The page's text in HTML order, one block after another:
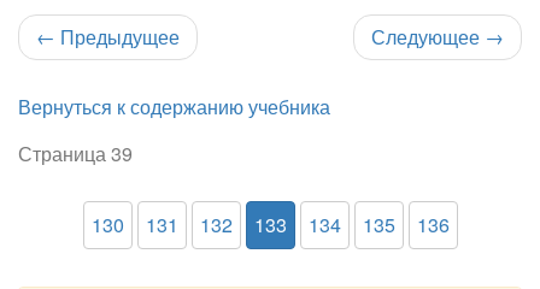
← Предыдущее Следующее →
Вернуться к содержанию учебника
Страница 39
130 131 132 133 134 135 136